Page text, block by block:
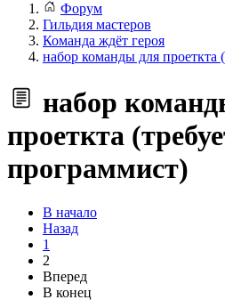
Форум
Гильдия мастеров
Команда ждёт героя
набор команды для проеткта
набор
проеткта
программист)
В начало
Назад
1
2
Вперед
В конец